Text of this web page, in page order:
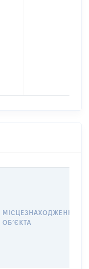
МІСЦЕЗНАХОДЖЕННЯ
ОБʼЄКТА